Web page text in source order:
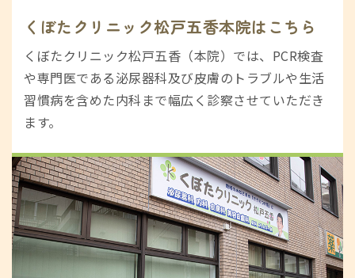
くぼたクリニック松戸五香本院はこちら
くぼたクリニック松戸五香（本院）では、PCR検査
や専門医である泌尿器科及び皮膚のトラブルや生活
習慣病を含めた内科まで幅広く診察させていただき
ます。